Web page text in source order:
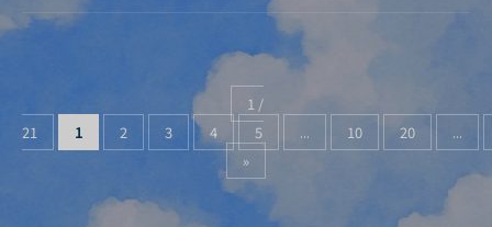
1 /
21
1 2 3 4 5 ... 10 20
...
»